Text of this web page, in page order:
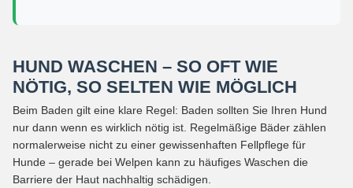
HUND WASCHEN – SO OFT WIE
NÖTIG, SO SELTEN WIE MÖGLICH
Beim Baden gilt eine klare Regel: Baden sollten Sie Ihren Hund
nur dann wenn es wirklich nötig ist. Regelmäßige Bäder zählen
normalerweise nicht zu einer gewissenhaften Fellpflege für
Hunde – gerade bei Welpen kann zu häufiges Waschen die
Barriere der Haut nachhaltig schädigen.